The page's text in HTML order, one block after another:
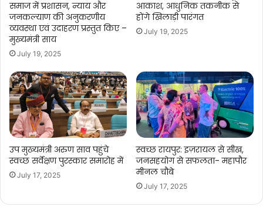
जायेगा
विरोध,
1
दिवसीय
कलमबंद
हड़ताल
का
ऐलान
समाज में प्रशासन, न्याय और
जनकल्याण की अनुकरणीय
व्यवस्था एवं उदाहरण प्रस्तुत किए –
मुख्यमंत्री साय
July 19, 2025
आकाश, आधुनिक तकनीक से
होंगे खिलाड़ी पारंगत
July 19, 2025
उप मुख्यमंत्री अरुण साव पहुंचे
स्वच्छ सर्वेक्षण पुरस्कार समारोह में
July 17, 2025
स्वच्छ रायपुर: इज़रायल से सीख,
जनसहयोग से सफलता- महापौर
मीनल चौबे
July 17, 2025